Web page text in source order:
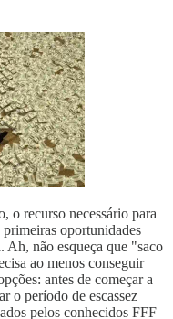
o recurso necessário para
oportunidades
Ah, não esqueça que "saco
ao menos conseguir
antes de começar a
o período de escassez
pelos conhecidos FFF